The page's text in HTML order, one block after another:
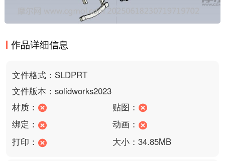
作品详细信息
文件格式：SLDPRT
文件版本：solidworks2023
材质：
贴图：
绑定：
动画：
打印：
大小：34.85MB